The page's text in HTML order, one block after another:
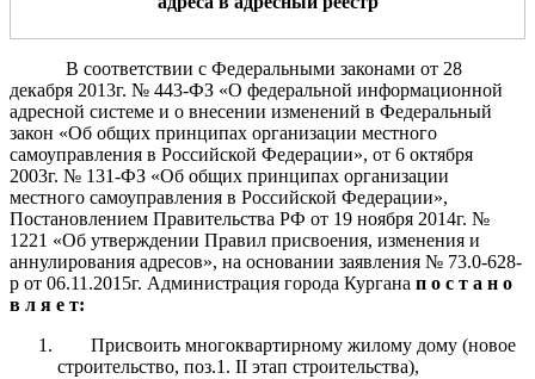
В соответствии с Федеральными законами от 28
декабря 2013г. № 443-ФЗ «О федеральной информационной
адресной системе и о внесении изменений в Федеральный
закон «Об общих принципах организации местного
самоуправления в Российской Федерации», от 6 октября
2003г. № 131-ФЗ «Об общих принципах организации
местного самоуправления в Российской Федерации»,
Постановлением Правительства РФ от 19 ноября 2014г. №
1 221 «Об утверждении Правил присвоения, изменения и
аннулирования адресов», на основании заявления № 73.0-628-
р от 06.11 .2015г. Администрация города Кургана п о с т а н о
в л я е т:
Присвоить многоквартирному жилому дому (новое
строительство, поз.1. II этап строительства),